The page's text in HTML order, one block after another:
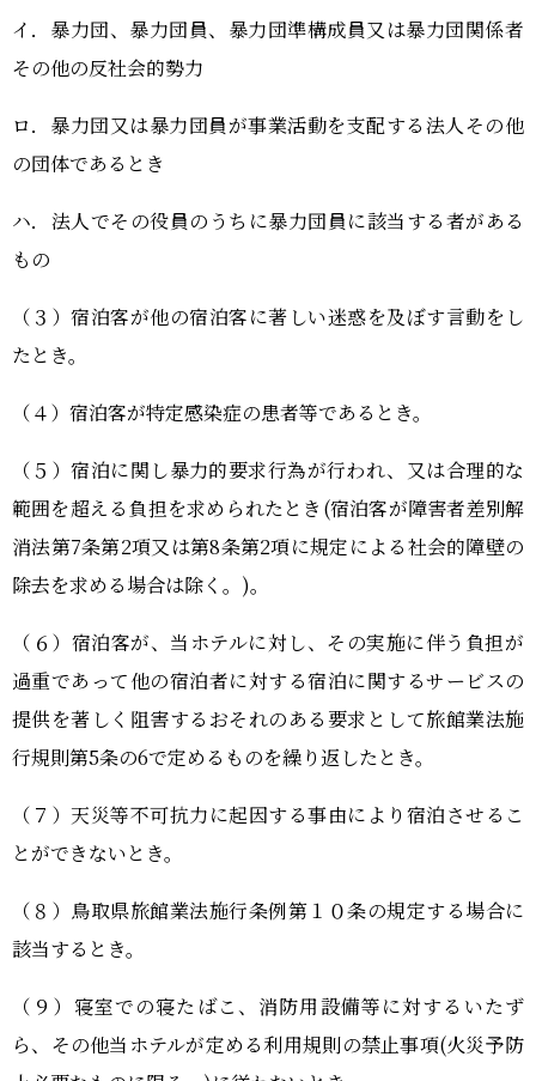
イ．暴力団、暴力団員、暴力団準構成員又は暴力団関係者
その他の反社会的勢力
ロ．暴力団又は暴力団員が事業活動を支配する法人その他
の団体であるとき
ハ．法人でその役員のうちに暴力団員に該当する者がある
もの
（３）宿泊客が他の宿泊客に著しい迷惑を及ぼす言動をし
たとき。
（４）宿泊客が特定感染症の患者等であるとき。
（５）宿泊に関し暴力的要求行為が行われ、又は合理的な
範囲を超える負担を求められたとき(宿泊客が障害者差別解
消法第7条第2項又は第8条第2項に規定による社会的障壁の
除去を求める場合は除く。)。
（６）宿泊客が、当ホテルに対し、その実施に伴う負担が
過重であって他の宿泊者に対する宿泊に関するサービスの
提供を著しく阻害するおそれのある要求として旅館業法施
行規則第5条の6で定めるものを繰り返したとき。
（７）天災等不可抗力に起因する事由により宿泊させるこ
とができないとき。
（８）鳥取県旅館業法施行条例第１０条の規定する場合に
該当するとき。
（９）寝室での寝たばこ、消防用設備等に対するいたず
ら、その他当ホテルが定める利用規則の禁止事項(火災予防